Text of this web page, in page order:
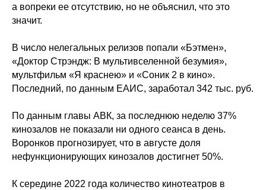
а вопреки ее отсутствию, но не объяснил, что это
значит.
В число нелегальных релизов попали «Бэтмен»,
«Доктор Стрэндж: В мультивселенной безумия»,
мультфильм «Я краснею» и «Соник 2 в кино».
Последний, по данным ЕАИС, заработал 342 тыс. руб.
По данным главы АВК, за последнюю неделю 37%
кинозалов не показали ни одного сеанса в день.
Воронков прогнозирует, что в августе доля
нефункционирующих кинозалов достигнет 50%.
К середине 2022 года количество кинотеатров в